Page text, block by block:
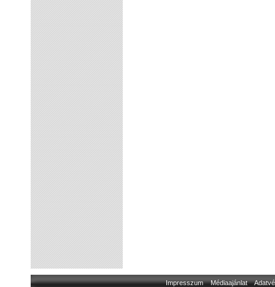
Impresszum Médiaajánlat